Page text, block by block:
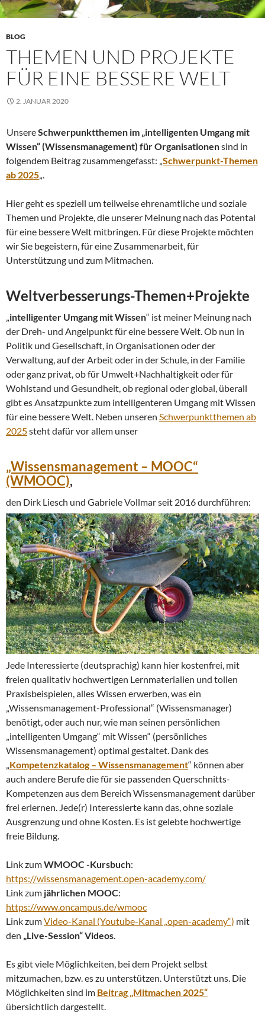
BLOG
THEMEN UND PROJEKTE
FÜR EINE BESSERE WELT
2. JANUAR 2020
UnsereSchwerpunktthemen im „intelligenten Umgang mit
Wissen“ (Wissensmanagement) für Organisationensind in
folgendem Beitrag zusammengefasst: „ Schwerpunkt-Themen
ab 2025
Hier geht es speziell um teilweise ehrenamtliche und soziale
Themen und Projekte, die unserer Meinung nach das Potental
für eine bessere Welt mitbringen. Für diese Projekte möchten
wir Sie begeistern, für eine Zusammenarbeit, für
Unterstützung und zum Mitmachen.
Weltverbesserungs-Themen+Projekte
intelligenter Umgang mit Wissen“ ist meiner Meinung nach
der Dreh- und Angelpunkt für eine bessere Welt. Ob nun in
Politik und Gesellschaft, in Organisationen oder der
Verwaltung, auf der Arbeit oder in der Schule, in der Familie
oder ganz privat, ob für Umwelt+Nachhaltigkeit oder für
Wohlstand und Gesundheit, ob regional oder global, überall
gibt es Ansatzpunkte zum intelligenteren Umgang mit Wissen
für eine bessere Welt. Neben unseren Schwerpunktthemen ab
2025steht dafür vor allem unser
„Wissensmanagement – MOOC“
(WMOOC),
den Dirk Liesch und Gabriele Vollmar seit 2016 durchführen:
Jede Interessierte (deutsprachig) kann hier kostenfrei, mit
freien qualitativ hochwertigen Lernmaterialien und tollen
Praxisbeispielen, alles Wissen erwerben, was ein
„Wissensmanagement-Professional“ (Wissensmanager)
benötigt, oder auch nur, wie man seinen persönlichen
„intelligenten Umgang“ mit Wissen“ (persönliches
Wissensmanagement) optimal gestaltet. Dank des
Kompetenzkatalog – Wissensmanagement“ können aber
auch andere Berufe die für sie passenden Querschnitts-
Kompetenzen aus dem Bereich Wissensmanagement darüber
frei erlernen. Jede(r) Interessierte kann das, ohne soziale
Ausgrenzung und ohne Kosten. Es ist gelebte hochwertige
freie Bildung.
Link zumWMOOC -Kursbuch:
https://wissensmanagement.open-academy.com/
Link zum jährlichen MOOC:
https://www.oncampus.de/wmooc
Link zumVideo-Kanal (Youtube-Kanal „open-academy“) mit
den „Live-Session“ Videos
Es gibt viele Möglichkeiten, bei dem Projekt selbst
mitzumachen, bzw. es zu unterstützen. Unterstützt uns. Die
Möglichkeiten sind im Beitrag „Mitmachen 2025“
übersichtlich dargestellt.